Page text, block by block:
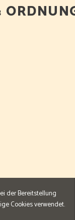
der Bereitstellung
Cookies verwendet.